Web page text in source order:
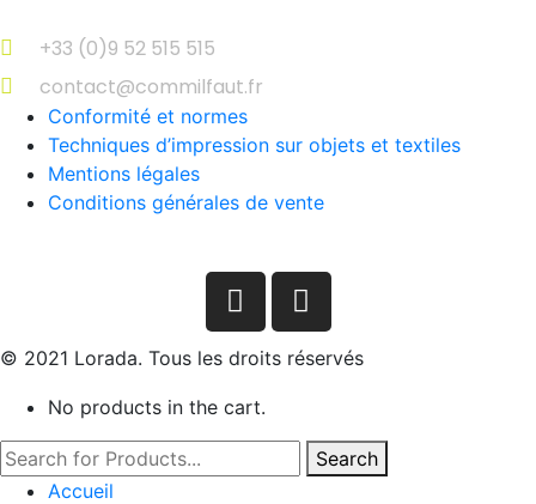
+33 (0)9 52 515 515
contact@commilfaut.fr
Conformité et normes
Techniques d’impression sur objets et textiles
Mentions légales
Conditions générales de vente
© 2021 Lorada. Tous les droits réservés
No products in the cart.
Search
Accueil